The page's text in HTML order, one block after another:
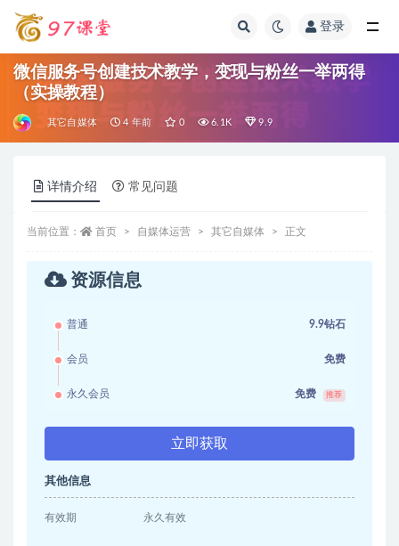
登录
微信服务号创建技术教学，变现与粉丝一举两得
（实操教程）
其它自媒体 4 年前 0 6.1K 9.9
详情介绍 常见问题
当前位置： 首页 自媒体运营 其它自媒体 正文
资源信息
普通 9.9钻石
会员 免费
永久会员 免费 推荐
立即获取
其他信息
有效期 永久有效